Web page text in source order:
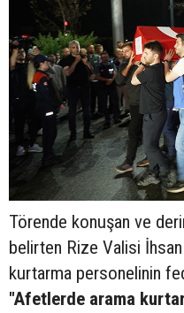
Törende konuşan ve
belirten Rize Valisi
kurtarma personelinin
"Afetlerde arama